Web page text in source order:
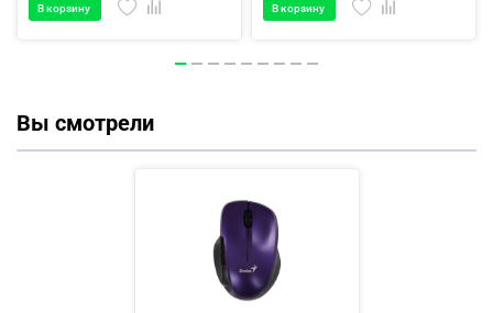
В корзину В корзину
Вы смотрели